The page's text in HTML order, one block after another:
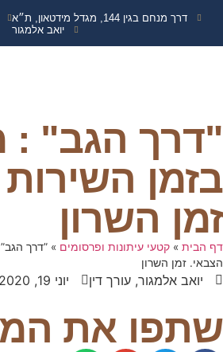
דרך מנחם בגין 144, מגדל מידטאון, ת״א
יואב אלמגור
"דרך הגב" :
בזמן
זמן השרון
דף הבית » קטעי עיתונות ופרסומים » ”דרך
הצבאי. זמן השרון
יואב אלמגור, עורך דין יוני 19, 2020
שתפו את